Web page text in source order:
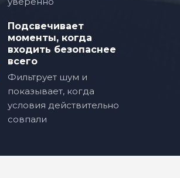
Подсвечивает
моменты, когда
входить безопаснее
всего
Фильтрует шум и
показывает, когда
условия действительно
совпали